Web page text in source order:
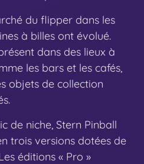
du flipper dans les
à billes ont évolué.
dans des lieux à
les bars et les cafés,
objets de collection
de niche, Stern Pinball
trois versions dotées de
éditions « Pro »